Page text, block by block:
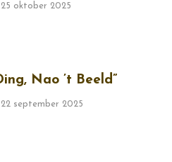
oktober 2025
Nao ’t Beeld”
september 2025